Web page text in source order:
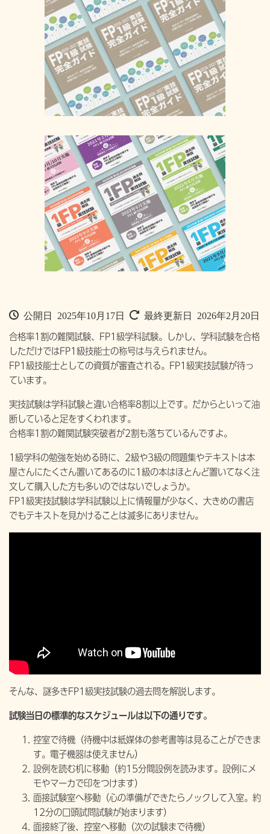
公開日 2025年10月17日 最終更新日 2026年2月20日
合格率1割の難関試験、FP1級学科試験。しかし、学科試験を合格
しただけではFP1級技能士の称号は与えられません。
FP1級技能士としての資質が審査される。FP1級実技試験が待っ
ています。
実技試験は学科試験と違い合格率8割以上です。だからといって油
断していると足をすくわれます。
合格率1割の難関試験突破者が2割も落ちているんですよ。
1級学科の勉強を始める時に、2級や3級の問題集やテキストは本
屋さんにたくさん置いてあるのに1級の本はほとんど置いてなく注
文して購入した方も多いのではないでしょうか。
FP1級実技試験は学科試験以上に情報量が少なく、大きめの書店
でもテキストを見かけることは滅多にありません。
そんな、謎多きFP1級実技試験の過去問を解説します。
試験当日の標準的なスケジュールは以下の通りです。
控室で待機（待機中は紙媒体の参考書等は見ることができま
す。電子機器は使えません）
設例を読む机に移動（約15分間設例を読みます。設例にメ
モやマーカで印をつけます）
面接試験室へ移動（心の準備ができたらノックして入室。約
12分の口頭試問試験が始まります）
面接終了後、控室へ移動（次の試験まで待機）